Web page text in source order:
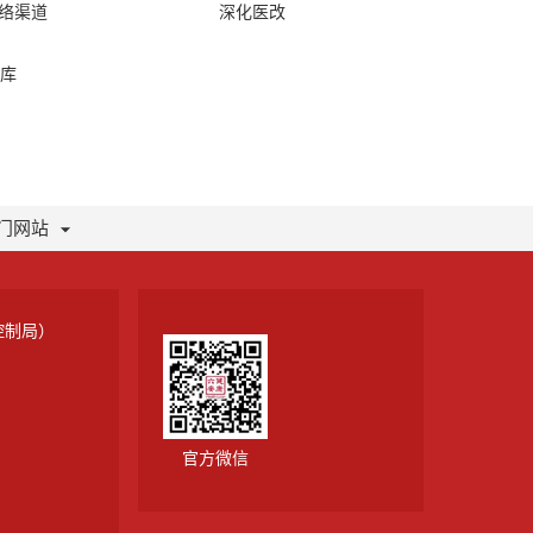
渠道
深化医改
网站
局）
官方微信